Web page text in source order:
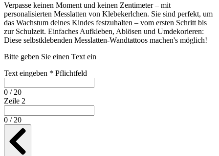
Verpasse keinen Moment und keinen Zentimeter – mit
personalisierten Messlatten von Klebekerlchen. Sie sind perfekt, um
das Wachstum deines Kindes festzuhalten – vom ersten Schritt bis
zur Schulzeit. Einfaches Aufkleben, Ablösen und Umdekorieren:
Diese selbstklebenden Messlatten-Wandtattoos machen's möglich!
Bitte geben Sie einen Text ein
Text eingeben * Pflichtfeld
0 / 20
Zeile 2
0 / 20